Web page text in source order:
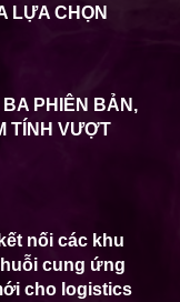
LỰA CHỌN
BA PHIÊN BẢN,
TÍNH VƯỢT
nối các khu
cung ứng
cho logistics